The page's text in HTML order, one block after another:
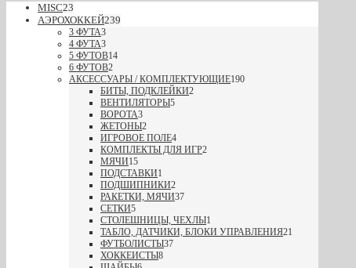
MISC23
АЭРОХОККЕЙ239
3 ФУТА3
4 ФУТА3
5 ФУТОВ14
6 ФУТОВ2
АКСЕССУАРЫ / КОМПЛЕКТУЮЩИЕ190
БИТЫ, ПОДКЛЕЙКИ2
ВЕНТИЛЯТОРЫ5
ВОРОТА3
ЖЕТОНЫ2
ИГРОВОЕ ПОЛЕ4
КОМПЛЕКТЫ ДЛЯ ИГР2
МЯЧИ15
ПОДСТАВКИ1
ПОДШИПНИКИ2
РАКЕТКИ, МЯЧИ37
СЕТКИ5
СТОЛЕШНИЦЫ, ЧЕХЛЫ1
ТАБЛО, ДАТЧИКИ, БЛОКИ УПРАВЛЕНИЯ21
ФУТБОЛИСТЫ37
ХОККЕИСТЫ8